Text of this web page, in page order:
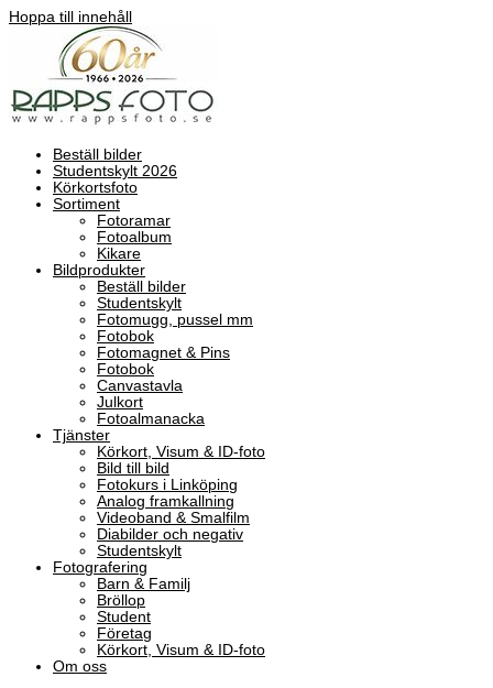
Hoppa till innehåll
Beställ bilder
Studentskylt 2026
Körkortsfoto
Sortiment
Fotoramar
Fotoalbum
Kikare
Bildprodukter
Beställ bilder
Studentskylt
Fotomugg, pussel mm
Fotobok
Fotomagnet & Pins
Fotobok
Canvastavla
Julkort
Fotoalmanacka
Tjänster
Körkort, Visum & ID-foto
Bild till bild
Fotokurs i Linköping
Analog framkallning
Videoband & Smalfilm
Diabilder och negativ
Studentskylt
Fotografering
Barn & Familj
Bröllop
Student
Företag
Körkort, Visum & ID-foto
Om oss